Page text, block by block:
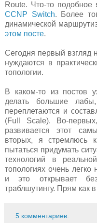
Route. Что-то подобное
CCNP Switch. Более
динамической
этом посте.
Сегодня первый взгляд
нуждаются в
топологии.
В каком-то из постов
делать большие
переплетаются и
(Full Scale). Во-
развивается этот
вторых, я стремлюсь
пытаться придумать
технологий в
топологиях очень легко
и это открывает
траблшутингу. Прям как
5 комментариев: